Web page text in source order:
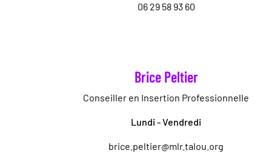
06 29 58 93 60
Brice Peltier
Conseiller en Insertion Professionnelle
Lundi - Vendredi
brice.peltier@mlr.talou.org